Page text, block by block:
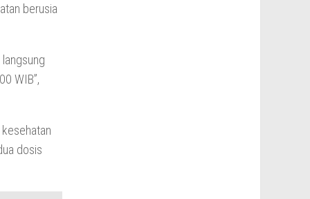
berusia
WIB”,
dosis